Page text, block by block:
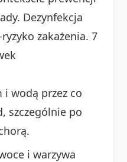
Dezynfekcja
zakażenia. 7
i wodą przez co
szczególnie po
i warzywa